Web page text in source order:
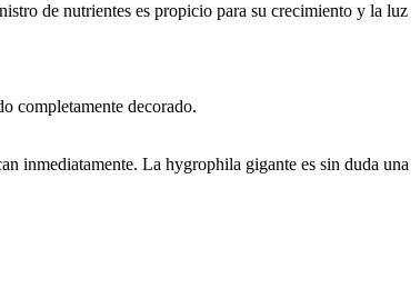
de nutrientes es propicio para su crecimiento y la luz
completamente decorado.
inmediatamente. La hygrophila gigante es sin duda una